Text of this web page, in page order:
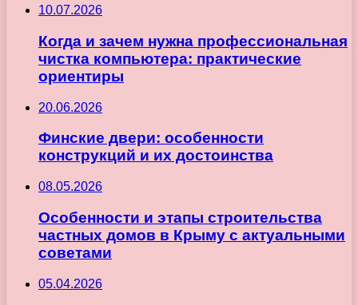
10.07.2026
Когда и зачем нужна профессиональная
чистка компьютера: практические
ориентиры
20.06.2026
Финские двери: особенности
конструкций и их достоинства
08.05.2026
Особенности и этапы строительства
частных домов в Крыму с актуальными
советами
05.04.2026